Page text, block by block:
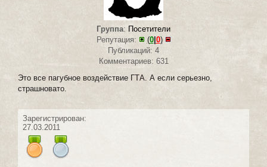
Группа: Посетители
Репутация:
(0| 0)
Публикаций: 4
Комментариев: 631
Это все пагубное воздействие ГТА. А если серьезно,
страшновато.
Зарегистрирован:
27.03.2011